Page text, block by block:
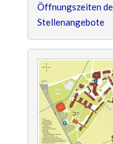
Öffnungszeiten
Stellenangebote